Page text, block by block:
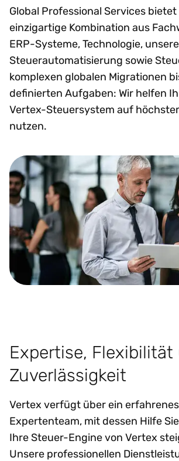
Global Professional Services
einzigartige Kombination aus
ERP-Systeme, Technologie,
Steuerautomatisierung sowie
komplexen globalen Migrationen
definierten Aufgaben: Wir helfen
Vertex-Steuersystem auf
nutzen.
Expertise, Flexibilität
Zuverlässigkeit
Vertex verfügt über ein erfahrenes
Expertenteam, mit dessen Hilfe
Ihre Steuer-Engine von Vertex
Unsere professionellen